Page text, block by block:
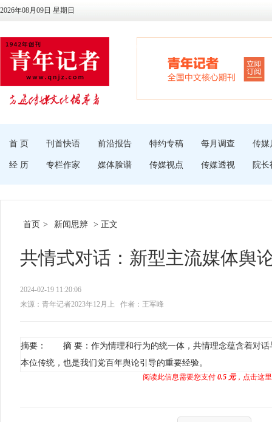
2026年08月09日 星期日
首 页 刊首快语 前沿报告 特约专稿 每月调查 传媒
经 历 专栏作家 媒体脸谱 传媒视点 传媒透视 院长
首页 > 新闻思辨 > 正文
共情式对话：新型主流媒体舆
2024-02-19 11:20:06
来源：青年记者2023年12月上
作者：王军峰
摘要： 摘 要：作为情理和行为的统一体，共情理念蕴含着对话
本位传统，也是我们党百年舆论引导的重要经验。
阅读此信息需要您支付 0.5 元，点击这